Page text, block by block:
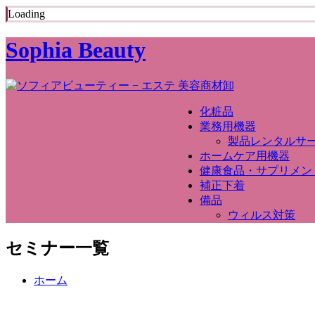
Loading
Sophia Beauty
化粧品
業務用機器
製品レンタルサ
ホームケア用機器
健康食品・サプリメン
補正下着
備品
ウィルス対策
セミナー一覧
ホーム